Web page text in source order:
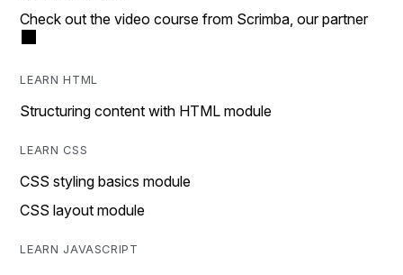
Check out the video course from Scrimba, our partner
LEARN HTML
Structuring content with HTML module
LEARN CSS
CSS styling basics module
CSS layout module
LEARN JAVASCRIPT